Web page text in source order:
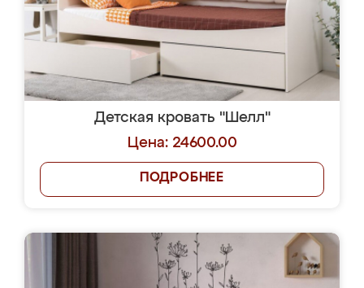
Детская кровать "Шелл"
Цена: 24600.00
ПОДРОБНЕЕ